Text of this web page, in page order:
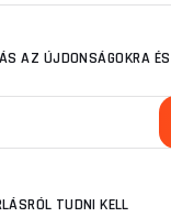
AZ ÚJDONSÁGOKRA
TUDNI KELL